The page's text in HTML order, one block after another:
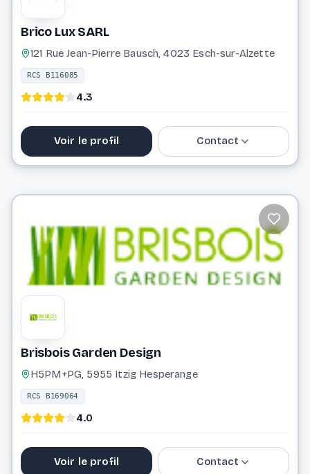
Brico Lux SARL
121 Rue Jean-Pierre Bausch, 4023 Esch-sur-Alzette
RCS B116085
4.3
Voir le profil Contact
Website
Brisbois Garden Design
H5PM+PG, 5955 Itzig Hesperange
RCS B169064
4.0
Voir le profil Contact